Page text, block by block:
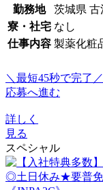
勤務地
茨城県 古
寮・社宅 なし
仕事内容 製薬化粧
＼最短45秒で完了／
応募へ進む
詳しく
見る
スペシャル